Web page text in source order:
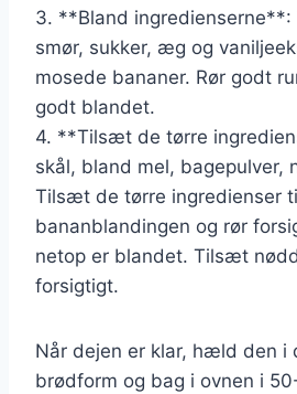
3. **Bland
smør, sukker, æg og
mosede bananer. Rør godt
godt blandet.
4. **Tilsæt de tørre
skål, bland mel, bagepulver,
Tilsæt de tørre ingredienser
bananblandingen og rør
netop er blandet. Tilsæt
forsigtigt.
Når dejen er klar, hæld den i
brødform og bag i ovnen i